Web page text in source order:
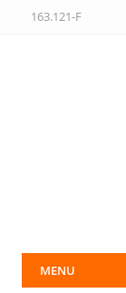
163.121-F
MENU